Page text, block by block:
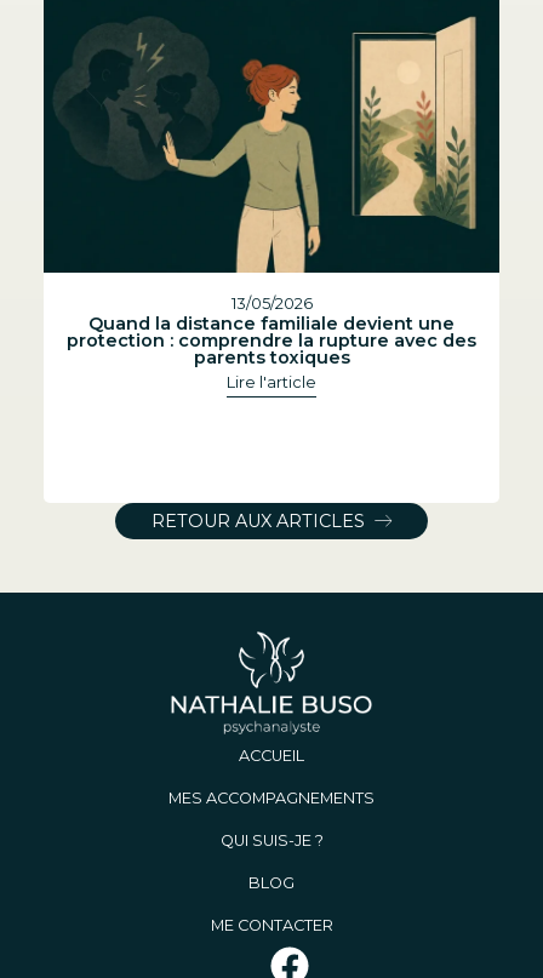
13/05/2026
Quand la distance familiale devient une
protection : comprendre la rupture avec des
parents toxiques
Lire l'article
RETOUR AUX ARTICLES
ACCUEIL
MES ACCOMPAGNEMENTS
QUI SUIS-JE ?
BLOG
ME CONTACTER